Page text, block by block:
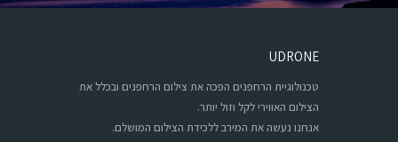
UDRONE
טכנולוגיית הרחפנים הפכה את צילום הרחפנים ובכלל את
הצילום האווירי לקל וזול יותר.
אנחנו נעשה את המירב ללכידת הצילום המושלם.